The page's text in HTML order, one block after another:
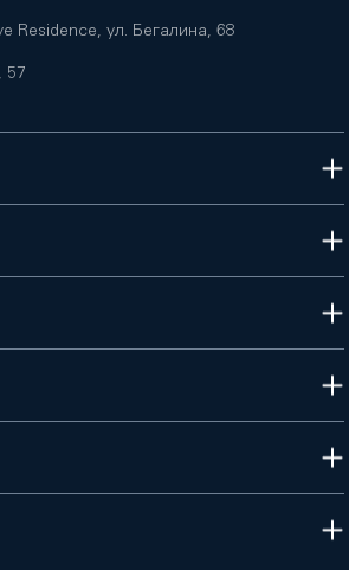
Residence, ул. Бегалина, 68
57